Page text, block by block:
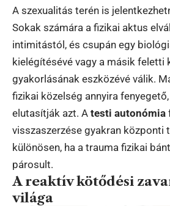
A szexualitás terén is
Sokak számára a fizikai aktus
intimitástól, és csupán egy
kielégítésévé vagy a másik feletti
gyakorlásának eszközévé válik.
fizikai közelség annyira
elutasítják azt. A testi autonómia
visszaszerzése gyakran központi
különösen, ha a trauma fizikai
párosult.
A reaktív kötődési
világa